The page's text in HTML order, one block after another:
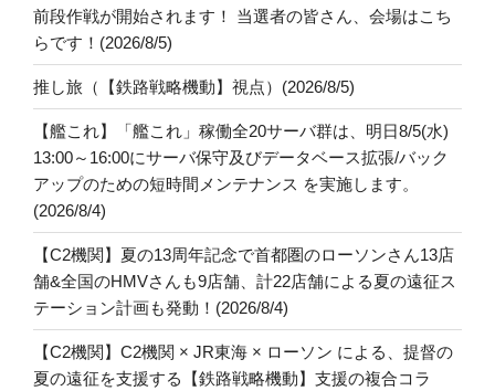
前段作戦が開始されます！ 当選者の皆さん、会場はこち
らです！(2026/8/5)
推し旅（【鉄路戦略機動】視点）(2026/8/5)
【艦これ】「艦これ」稼働全20サーバ群は、明日8/5(水)
13:00～16:00にサーバ保守及びデータベース拡張/バック
アップのための短時間メンテナンス を実施します。
(2026/8/4)
【C2機関】夏の13周年記念で首都圏のローソンさん13店
舗&全国のHMVさんも9店舗、計22店舗による夏の遠征ス
テーション計画も発動！(2026/8/4)
【C2機関】C2機関 × JR東海 × ローソン による、提督の
夏の遠征を支援する【鉄路戦略機動】支援の複合コラ